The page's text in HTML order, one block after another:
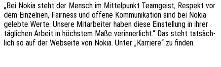
„Bei Nokia steht der Mensch im Mittel­punkt Team­geist, Respekt vor
dem Einzel­nen, Fair­ness und offene Kommu­ni­ka­ti­on sind bei Nokia
geleb­te Werte. Unsere Mitar­bei­ter haben diese Einstel­lung in ihrer
tägli­chen Arbeit in höchs­tem Maße verin­ner­licht.“ Das steht tatsäch­
lich so auf der Websei­te von Nokia. Unter „Karrie­re“ zu finden.